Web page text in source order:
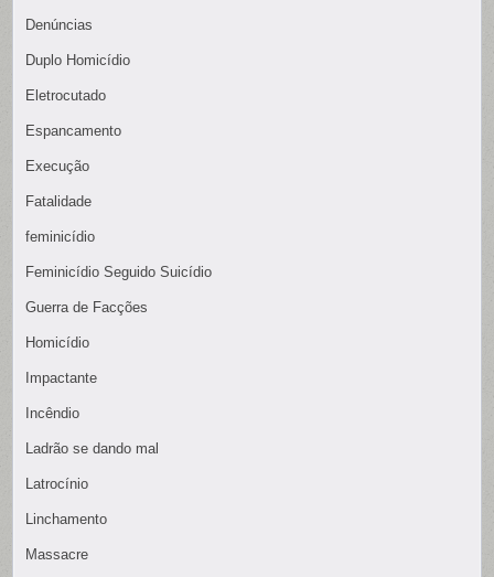
Denúncias
Duplo Homicídio
Eletrocutado
Espancamento
Execução
Fatalidade
feminicídio
Feminicídio Seguido Suicídio
Guerra de Facções
Homicídio
Impactante
Incêndio
Ladrão se dando mal
Latrocínio
Linchamento
Massacre